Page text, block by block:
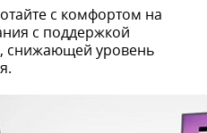
с комфортом на
с поддержкой
снижающей уровень